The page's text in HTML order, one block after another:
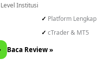
Institusi
Platform Lengkap
cTrader & MT5
Baca Review »